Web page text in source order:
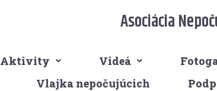
Asociácia
Aktivity Videá
Vlajka nepočujúcich